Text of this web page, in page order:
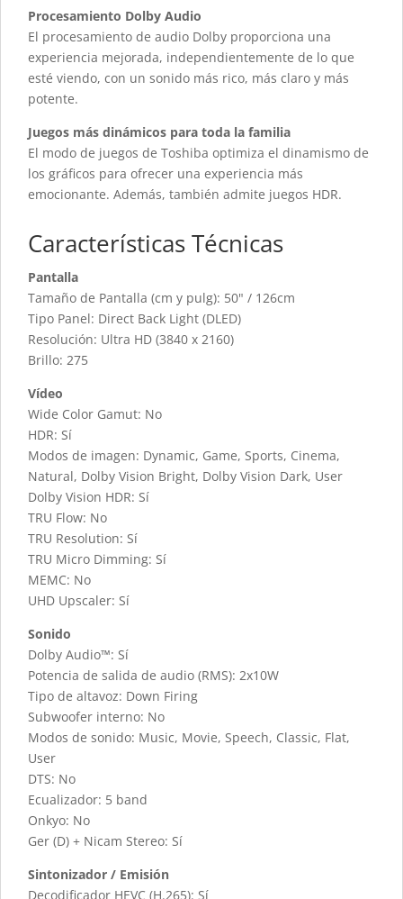
Procesamiento Dolby Audio
El procesamiento de audio Dolby proporciona una
experiencia mejorada, independientemente de lo que
esté viendo, con un sonido más rico, más claro y más
potente.
Juegos más dinámicos para toda la familia
El modo de juegos de Toshiba optimiza el dinamismo de
los gráficos para ofrecer una experiencia más
emocionante. Además, también admite juegos HDR.
Características Técnicas
Pantalla
Tamaño de Pantalla (cm y pulg): 50" / 126cm
Tipo Panel: Direct Back Light (DLED)
Resolución: Ultra HD (3840 x 2160)
Brillo: 275
Vídeo
Wide Color Gamut: No
HDR: Sí
Modos de imagen: Dynamic, Game, Sports, Cinema,
Natural, Dolby Vision Bright, Dolby Vision Dark, User
Dolby Vision HDR: Sí
TRU Flow: No
TRU Resolution: Sí
TRU Micro Dimming: Sí
MEMC: No
UHD Upscaler: Sí
Sonido
Dolby Audio™: Sí
Potencia de salida de audio (RMS): 2x10W
Tipo de altavoz: Down Firing
Subwoofer interno: No
Modos de sonido: Music, Movie, Speech, Classic, Flat,
User
DTS: No
Ecualizador: 5 band
Onkyo: No
Ger (D) + Nicam Stereo: Sí
Sintonizador / Emisión
Decodificador HEVC (H.265): Sí